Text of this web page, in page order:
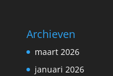
Archieven
maart 2026
januari 2026